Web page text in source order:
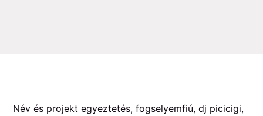
Név és projekt egyeztetés, fogselyemfiú, dj picicigi,